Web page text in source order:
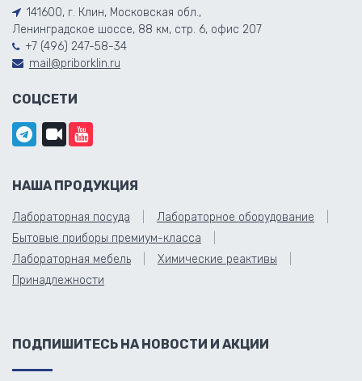
141600, г. Клин, Московская обл.,
Ленинградское шоссе, 88 км, стр. 6, офис 207
+7 (496) 247-58-34
mail@priborklin.ru
СОЦСЕТИ
НАША ПРОДУКЦИЯ
Лабораторная посуда
Лабораторное оборудование
Бытовые приборы премиум-класса
Лабораторная мебель
Химические реактивы
Принадлежности
ПОДПИШИТЕСЬ НА НОВОСТИ И АКЦИИ